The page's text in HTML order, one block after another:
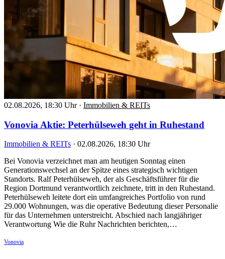
02.08.2026, 18:30 Uhr · Immobilien & REITs
Vonovia Aktie: Peterhülseweh geht in Ruhestand
Immobilien & REITs · 02.08.2026, 18:30 Uhr
Bei Vonovia verzeichnet man am heutigen Sonntag einen
Generationswechsel an der Spitze eines strategisch wichtigen
Standorts. Ralf Peterhülseweh, der als Geschäftsführer für die
Region Dortmund verantwortlich zeichnete, tritt in den Ruhestand.
Peterhülseweh leitete dort ein umfangreiches Portfolio von rund
29.000 Wohnungen, was die operative Bedeutung dieser Personalie
für das Unternehmen unterstreicht. Abschied nach langjähriger
Verantwortung Wie die Ruhr Nachrichten berichten,…
Vonovia